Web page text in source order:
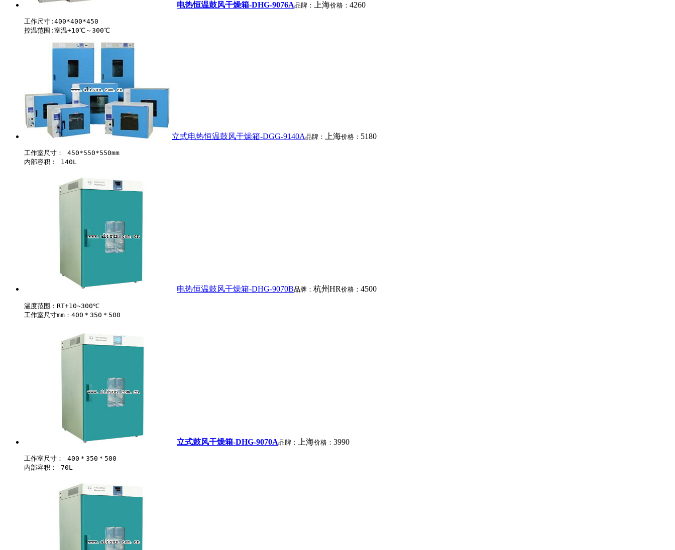
电热恒温鼓风干燥箱-DHG-9076A品牌： 上海价格： 4260
工作尺寸:400*400*450
立式电热恒温鼓风干燥箱-DGG-9140A品牌： 上海价格： 5180
工作室尺寸： 450*550*550mm
电热恒温鼓风干燥箱-DHG-9070B品牌： 杭州HR价格： 4500
温度范围：RT+10~300℃
立式鼓风干燥箱-DHG-9070A品牌： 上海价格： 3990
工作室尺寸： 400＊350＊500